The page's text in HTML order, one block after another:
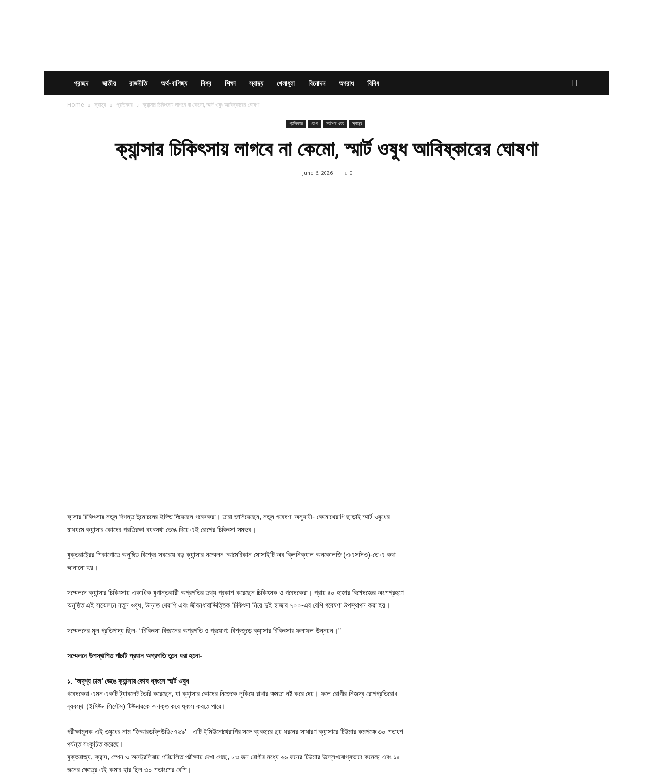
প্রচ্ছদ জাতীয় রাজনীতি অর্থ-বাণিজ্য বিশ্ব শিক্ষা স্বাস্থ্য খেলাধুলা বিনোদন অপরাধ বিবিধ
Home স্বাস্থ্য প্রতিকার ক্যান্সার চিকিৎসায় লাগবে না কেমো, স্মার্ট ওষুধ আবিষ্কারের ঘোষণা
প্রতিকার রোগ সর্বশেষ খবর স্বাস্থ্য
ক্যান্সার চিকিৎসায় লাগবে না কেমো, স্মার্ট ওষুধ আবিষ্কারের ঘোষণা
June 6, 2026 0
কান্সার চিকিৎসায় নতুন দিগন্ত উন্মোচনের ইঙ্গিত দিয়েছেন গবেষকরা। তারা জানিয়েছেন, নতুন গবেষণা অনুযায়ী- কেমোথেরাপি ছাড়াই স্মার্ট ওষুধের
মাধ্যমে ক্যান্সার কোষের প্রতিরক্ষা ব্যবস্থা ভেঙে দিয়ে এই রোগের চিকিৎসা সম্ভব।
যুক্তরাষ্ট্রের শিকাগোতে অনুষ্ঠিত বিশ্বের সবচেয়ে বড় ক্যান্সার সম্মেলন ‘আমেরিকান সোসাইটি অব ক্লিনিক্যাল অনকোলজি (এএসসিও)-তে এ কথা
জানানো হয়।
সম্মেলনে ক্যান্সার চিকিৎসায় একাধিক যুগান্তকারী অগ্রগতির তথ্য প্রকাশ করেছেন চিকিৎসক ও গবেষকেরা। প্রায় ৪০ হাজার বিশেষজ্ঞের অংশগ্রহণে
অনুষ্ঠিত এই সম্মেলনে নতুন ওষুধ, উন্নত থেরাপি এবং জীবনধারাভিত্তিক চিকিৎসা নিয়ে দুই হাজার ৭০০-এর বেশি গবেষণা উপস্থাপন করা হয়।
সম্মেলনের মূল প্রতিপাদ্য ছিল- “চিকিৎসা বিজ্ঞানের অগ্রগতি ও প্রয়োগ: বিশ্বজুড়ে ক্যান্সার চিকিৎসার ফলাফল উন্নয়ন।”
সম্মেলনে উপস্থাপিত পাঁচটি প্রধান অগ্রগতি তুলে ধরা হলো-
১. ‘অদৃশ্য ঢাল’ ভেঙে ক্যান্সার কোষ ধ্বংসে স্মার্ট ওষুধ
গবেষকেরা এমন একটি ট্যাবলেট তৈরি করেছেন, যা ক্যান্সার কোষের নিজেকে লুকিয়ে রাখার ক্ষমতা নষ্ট করে দেয়। ফলে রোগীর নিজস্ব রোগপ্রতিরোধ
ব্যবস্থা (ইমিউন সিস্টেম) টিউমারকে শনাক্ত করে ধ্বংস করতে পারে।
পরীক্ষামূলক এই ওষুধের নাম ‘জিআরডব্লিউডি৫৭৬৯’। এটি ইমিউনোথেরাপির সঙ্গে ব্যবহারে ছয় ধরনের সাধারণ ক্যান্সারে টিউমার কমপক্ষে ৩০ শতাংশ
পর্যন্ত সংকুচিত করেছে।
যুক্তরাজ্য, ফ্রান্স, স্পেন ও অস্ট্রেলিয়ায় পরিচালিত পরীক্ষায় দেখা গেছে, ৮৩ জন রোগীর মধ্যে ২৬ জনের টিউমার উল্লেখযোগ্যভাবে কমেছে এবং ১৫
জনের ক্ষেত্রে এই কমার হার ছিল ৩০ শতাংশের বেশি।